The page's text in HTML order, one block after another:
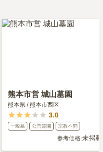
熊本市営 城山墓園
熊本県 /熊本市西区
3.0
一般墓 公営霊園 宗教不問
参考価格:未掲載